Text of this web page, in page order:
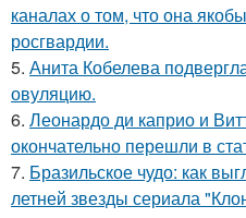
каналах о том, что она
росгвардии.
5. Анита Кобелева
овуляцию.
6. Леонардо ди каприо и
окончательно перешли в
7. Бразильское чудо: как
летней звезды сериала